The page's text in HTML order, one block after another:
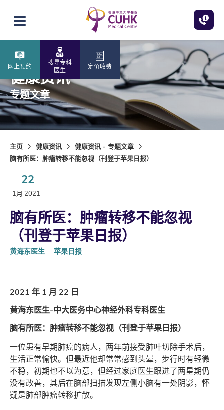
打开选单
网上预约
搜寻专科
医生
定价收费
健康资讯
专题文章
主页 健康资讯
健康资讯 - 专题文章
脑有所医：肿瘤转移不能忽视（刊登于苹果日报）
22
1月 2021
脑有所医：肿瘤转移不能忽视
（刊登于苹果日报）
黄海东医生 苹果日报
2021 年 1 月 22 日
黄海东医生-中大医务中心神经外科专科医生
脑有所医：肿瘤转移不能忽视（刊登于苹果日报）
一位患有早期肺癌的病人，两年前接受肺叶切除手术后，
生活正常愉快。但最近他却常常感到头晕，步行时有轻微
不稳，初期也不以为意，但经过家庭医生跟进了两星期仍
没有改善，其后在脑部扫描发现左侧小脑有一处阴影，怀
疑是肺部肿瘤转移扩散。